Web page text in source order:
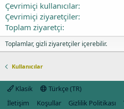
Çevrimiçi kullanıcılar
Çevrimiçi ziyaretçiler
Toplam ziyaretçi
Toplamlar, gizli ziyaretçiler içerebilir.
Kullanıcılar
Klasik
Türkçe (TR)
İletişim
Koşullar Gizlilik Politikası